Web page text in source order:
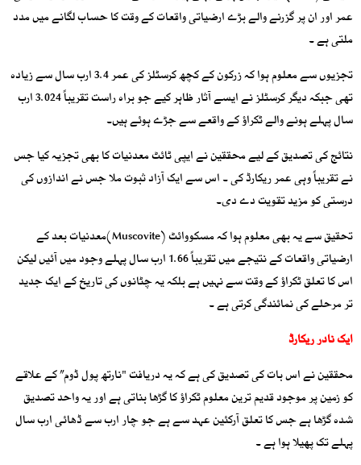
عمر اور ان پر گزرنے والے بڑے ارضیاتی واقعات کے وقت کا حساب لگانے میں مدد
ملتی ہے ۔
تجزیوں سے معلوم ہوا کہ زرکون کے کچھ کرسٹلز کی عمر 3.4 ارب سال سے زیادہ
تھی جبکہ دیگر کرسٹلز نے ایسے آثار ظاہر کیے جو براہ راست تقریباً 3.024 ارب
سال پہلے ہونے والے ٹکراؤ کے واقعے سے جڑے ہوئے ہیں۔
نتائج کی تصدیق کے لیے محققین نے ایپی ٹائٹ معدنیات کا بھی تجزیہ کیا جس
نے تقریباً وہی عمر ریکارڈ کی ۔ اس سے ایک آزاد ثبوت ملا جس نے اندازوں کی
درستی کو مزید تقویت دے دی۔
تحقیق سے یہ بھی معلوم ہوا کہ مسکووائٹ (Muscovite)معدنیات بعد کے
ارضیاتی واقعات کے نتیجے میں تقریباً 1.66 ارب سال پہلے وجود میں آئیں لیکن
اس کا تعلق ٹکراؤ کے وقت سے نہیں ہے بلکہ یہ چٹانوں کی تاریخ کے ایک جدید
تر مرحلے کی نمائندگی کرتی ہے ۔
ایک نادر ریکارڈ
محققین نے اس بات کی تصدیق کی ہے کہ یہ دریافت "نارتھ پول ڈوم” کے علاقے
کو زمین پر موجود قدیم ترین معلوم ٹکراؤ کا گڑھا بناتی ہے اور یہ واحد تصدیق
شدہ گڑھا ہے جس کا تعلق آرکئین عہد سے ہے جو چار ارب سے ڈھائی ارب سال
پہلے تک پھیلا ہوا ہے ۔